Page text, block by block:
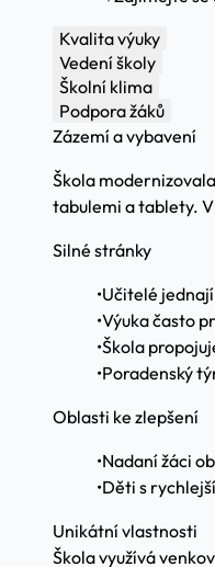
Kvalita výuky
Vedení školy
Školní klima
Podpora žáků
Zázemí a vybavení
Škola
tabulemi a tablety.
Silné stránky
•Učitelé
•Výuka často
•Škola
•Poradenský
Oblasti ke zlepšení
•Nadaní žáci
•Děti s
Unikátní vlastnosti
Škola využívá